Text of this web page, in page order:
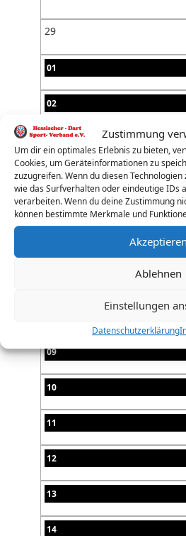
Zustimmung
Um dir ein optimales Erlebnis zu bieten,
Cookies, um Geräteinformationen zu
zuzugreifen. Wenn du diesen
wie das Surfverhalten oder eindeutige IDs
verarbeiten. Wenn du deine Zustimmung
können bestimmte Merkmale und
Akzeptieren
Ablehnen
Einstellungen
Datenschutzerklärung
29
01
02
03
04
05
09
10
11
12
13
14